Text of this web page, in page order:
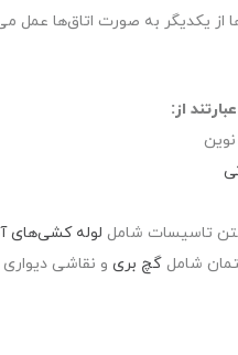
از یکدیگر به صورت اتاق‌ها
از:
لوله کشی‌های
گچ بری و نقاشی دیواری